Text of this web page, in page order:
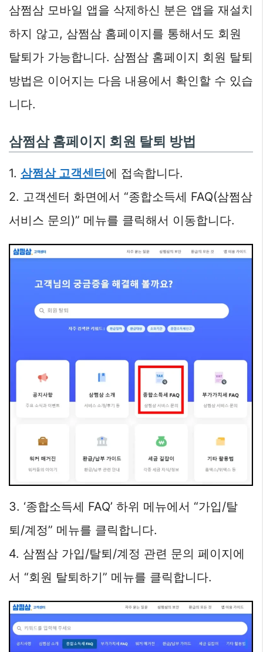
삼쩜삼 모바일 앱을 삭제하신 분은 앱을 재설치
하지 않고, 삼쩜삼 홈페이지를 통해서도 회원
탈퇴가 가능합니다. 삼쩜삼 홈페이지 회원 탈퇴
방법은 이어지는 다음 내용에서 확인할 수 있습
니다.
삼쩜삼 홈페이지 회원 탈퇴 방법
1. 삼쩜삼 고객센터에 접속합니다.
2. 고객센터 화면에서 “종합소득세 FAQ(삼쩜삼
서비스 문의)” 메뉴를 클릭해서 이동합니다.
3. ‘종합소득세 FAQ’ 하위 메뉴에서 “가입/탈
퇴/계정” 메뉴를 클릭합니다.
4. 삼쩜삼 가입/탈퇴/계정 관련 문의 페이지에
서 “회원 탈퇴하기” 메뉴를 클릭합니다.